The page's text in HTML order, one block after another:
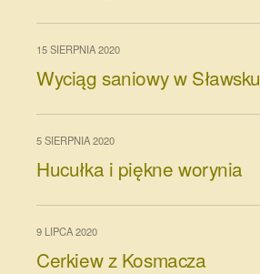
15 SIERPNIA 2020
Wyciąg saniowy w Sławsku
5 SIERPNIA 2020
Hucułka i piękne worynia
9 LIPCA 2020
Cerkiew z Kosmacza